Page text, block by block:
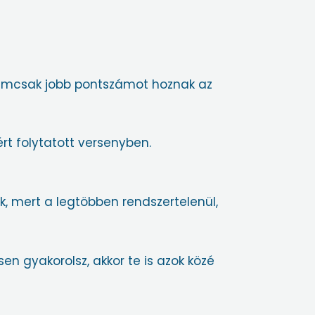
jobb pontszámot hoznak az
folytatott versenyben.
mert a legtöbben rendszertelenül,
gyakorolsz, akkor te is azok közé